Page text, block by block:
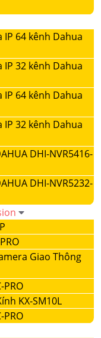
64 kênh Dahua
32 kênh Dahua
64 kênh Dahua
32 kênh Dahua
DHI-NVR5416-
DHI-NVR5232-
Giao Thông
PRO
KX-SM10L
PRO